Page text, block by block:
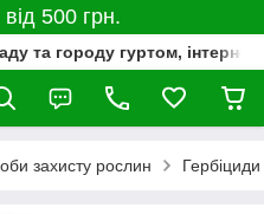
500 грн.
та городу гуртом,
захисту рослин Гербіциди